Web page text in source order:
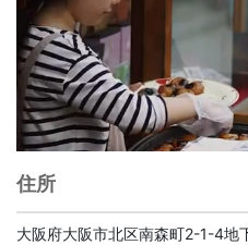
住所
大阪府大阪市北区南森町2-1-4地